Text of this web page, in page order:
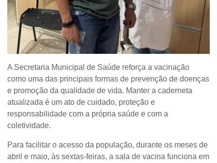
A Secretaria Municipal de Saúde reforça a vacinação
como uma das principais formas de prevenção de doenças
e promoção da qualidade de vida. Manter a caderneta
atualizada é um ato de cuidado, proteção e
responsabilidade com a própria saúde e com a
coletividade.
Para facilitar o acesso da população, durante os meses de
abril e maio, às sextas-feiras, a sala de vacina funciona em